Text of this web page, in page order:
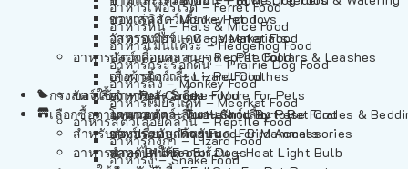
อาหารเฟอร์เร็ต – Ferret Food
อาหารหนู – Rats & Mice Food
อาหารเม่นแคระ – Hedgehog Food
อาหารกระรอกดิน – Prairie Dog Food
อาหารลิง – Monkey Food
อาหารเมียร์แคท – Meerkat Food
อาหารสัตว์เลี้อยคลาน – Reptile Food
อาหารกิ้งก่า – Lizard Food
อาหารงู – Snake Food
อาหารลิง – Monkey Food
อาหารเมียร์แคท – Meerkat Food
อาหารสัตว์เลี้อยคลาน – Reptile Food
อาหารกิ้งก่า – Lizard Food
อาหารงู – Snake Food
อาหารเต่า – Turtle and Tortoise Food
อาหารกบ – Frog Food
อาหารนก – Bird Food
ของเล่นสัตว์เลี้ยง – Pet Toys
วัสดุรองกรง – Cage Materials
ปลอกคอและสายจูง – Pet Collars & Leashes
เสื้อผ้าสัตว์เลี้ยง – Pet Clothes
ของใช้สำหรับสัตว์เลี้ยง – More For Pets
โดมนอนและที่นอนสัตว์เลี้ยง – Pet Crates &
ของประดับสำหรับนก – Bird Accessories
หลอดไฟให้ความร้อน – Heat Light Bulb
กรงสัตว์เลี้ยง – Pet Cages
เลือกซื้อตามหมวดสัตว์เลี้ยง – Shop By Pet
สำหรับสัตว์เลี้ยงลูกด้วยนม – For Mammals
สำหรับสุนัข – For Dogs